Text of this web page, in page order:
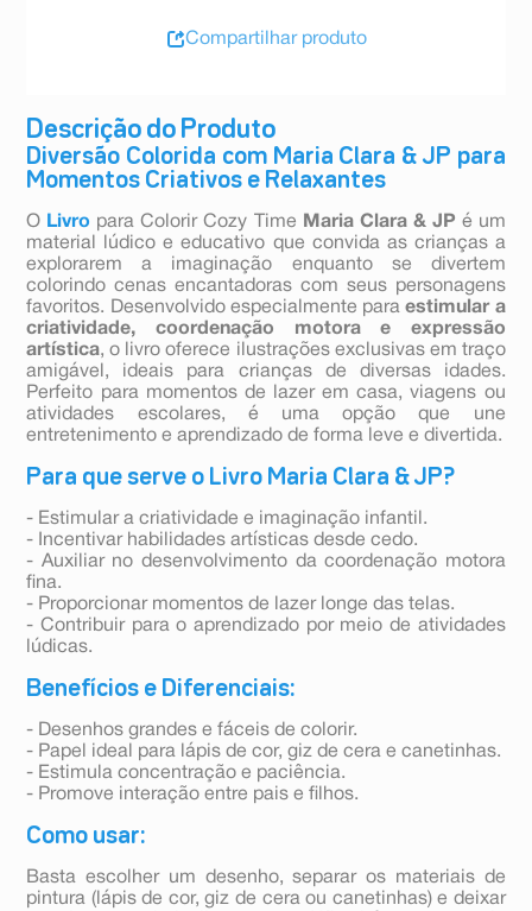
Descrição do Produto
Diversão Colorida com Maria Clara & JP para
Momentos Criativos e Relaxantes
O Livro para Colorir Cozy Time Maria Clara & JP é um
material lúdico e educativo que convida as crianças a
explorarem a imaginação enquanto se divertem
colorindo cenas encantadoras com seus personagens
favoritos. Desenvolvido especialmente paraestimular a
criatividade, coordenação motora e expressão
artística, o livro oferece ilustrações exclusivas em traço
amigável, ideais para crianças de diversas idades.
Perfeito para momentos de lazer em casa, viagens ou
atividades escolares, é uma opção que une
entretenimento e aprendizado de forma leve e divertida.
Para que serve o Livro Maria Clara & JP?
- Estimular a criatividade e imaginação infantil.
- Incentivar habilidades artísticas desde cedo.
- Auxiliar no desenvolvimento da coordenação motora
fina.
- Proporcionar momentos de lazer longe das telas.
- Contribuir para o aprendizado por meio de atividades
lúdicas.
Benefícios e Diferenciais:
- Desenhos grandes e fáceis de colorir.
- Papel ideal para lápis de cor, giz de cera e canetinhas.
- Estimula concentração e paciência.
- Promove interação entre pais e filhos.
Como usar:
Basta escolher um desenho, separar os materiais de
pintura (lápis de cor, giz de cera ou canetinhas) e deixar
Compartilhar produto